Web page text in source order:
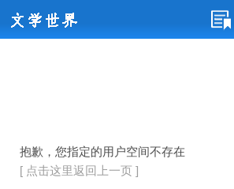
抱歉，您指定的用户空间不存在
[ 点击这里返回上一页 ]